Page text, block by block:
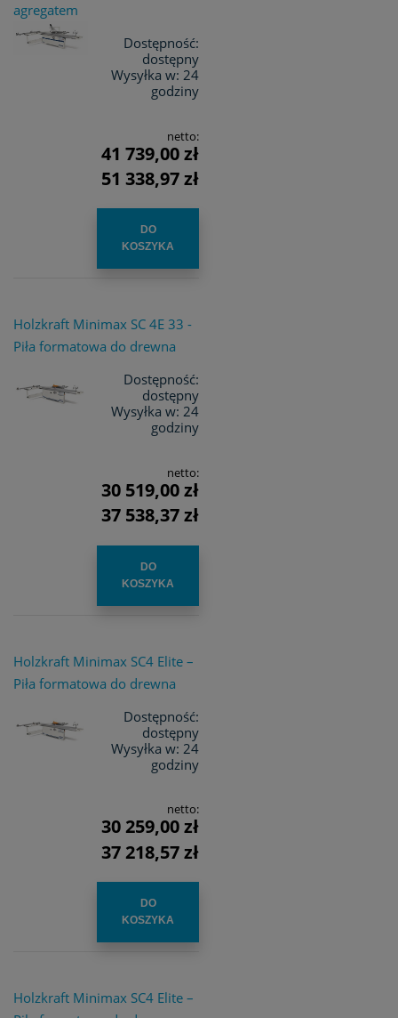
agregatem
Dostępność:
dostępny
Wysyłka w: 24
godziny
netto:
41 739,00 zł
51 338,97 zł
DO
KOSZYKA
Holzkraft Minimax SC 4E 33 -
Piła formatowa do drewna
Dostępność:
dostępny
Wysyłka w: 24
godziny
netto:
30 519,00 zł
37 538,37 zł
DO
KOSZYKA
Holzkraft Minimax SC4 Elite –
Piła formatowa do drewna
Dostępność:
dostępny
Wysyłka w: 24
godziny
netto:
30 259,00 zł
37 218,57 zł
DO
KOSZYKA
Holzkraft Minimax SC4 Elite –